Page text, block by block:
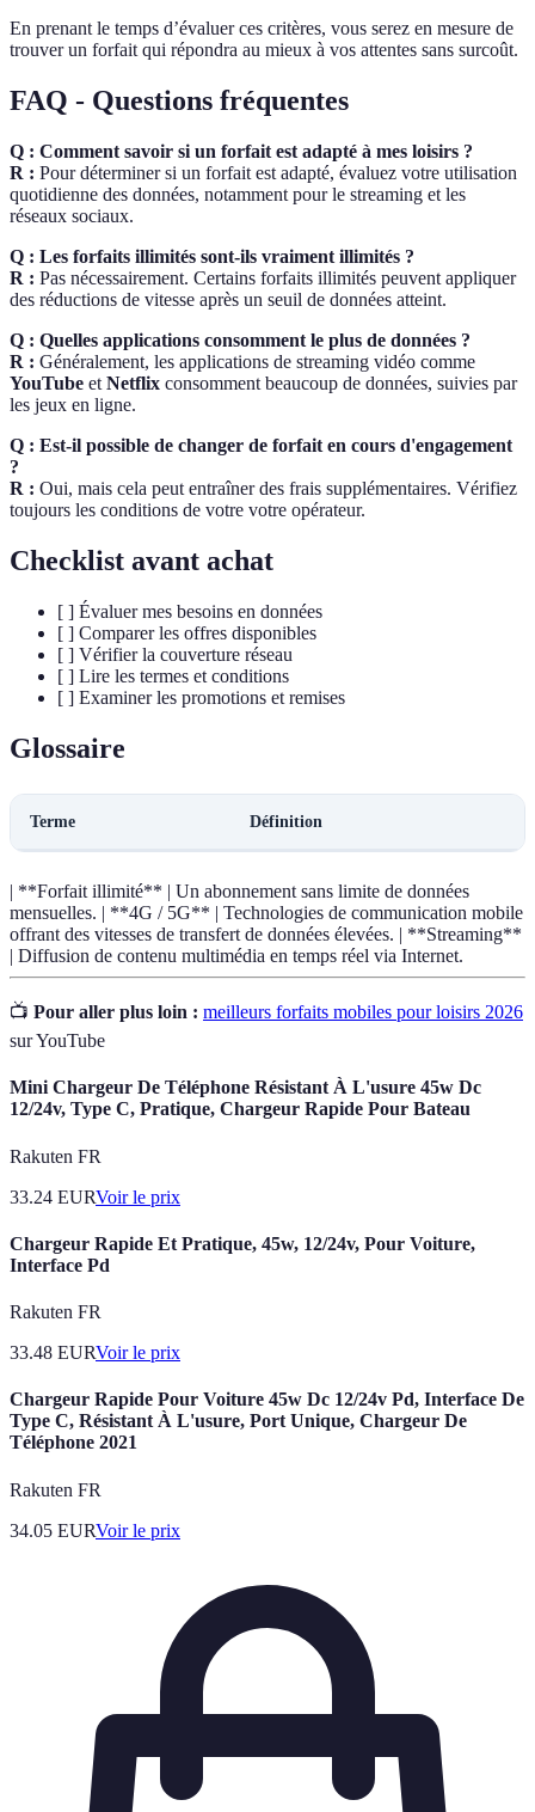
En prenant le temps d’évaluer ces critères, vous serez en mesure de
trouver un forfait qui répondra au mieux à vos attentes sans surcoût.
FAQ - Questions fréquentes
Q : Comment savoir si un forfait est adapté à mes loisirs ?
R : Pour déterminer si un forfait est adapté, évaluez votre utilisation
quotidienne des données, notamment pour le streaming et les
réseaux sociaux.
Q : Les forfaits illimités sont-ils vraiment illimités ?
R : Pas nécessairement. Certains forfaits illimités peuvent appliquer
des réductions de vitesse après un seuil de données atteint.
Q : Quelles applications consomment le plus de données ?
R : Généralement, les applications de streaming vidéo comme
YouTube et Netflix consomment beaucoup de données, suivies par
les jeux en ligne.
Q : Est-il possible de changer de forfait en cours d'engagement
?
R : Oui, mais cela peut entraîner des frais supplémentaires. Vérifiez
toujours les conditions de votre votre opérateur.
Checklist avant achat
[ ] Évaluer mes besoins en données
[ ] Comparer les offres disponibles
[ ] Vérifier la couverture réseau
[ ] Lire les termes et conditions
[ ] Examiner les promotions et remises
Glossaire
Terme Définition
| **Forfait illimité** | Un abonnement sans limite de données
mensuelles. | **4G / 5G** | Technologies de communication mobile
offrant des vitesses de transfert de données élevées. | **Streaming**
| Diffusion de contenu multimédia en temps réel via Internet.
📺 Pour aller plus loin : meilleurs forfaits mobiles pour loisirs 2026
sur YouTube
Mini Chargeur De Téléphone Résistant À L'usure 45w Dc
12/24v, Type C, Pratique, Chargeur Rapide Pour Bateau
Rakuten FR
33.24 EURVoir le prix
Chargeur Rapide Et Pratique, 45w, 12/24v, Pour Voiture,
Interface Pd
Rakuten FR
33.48 EURVoir le prix
Chargeur Rapide Pour Voiture 45w Dc 12/24v Pd, Interface De
Type C, Résistant À L'usure, Port Unique, Chargeur De
Téléphone 2021
Rakuten FR
34.05 EURVoir le prix